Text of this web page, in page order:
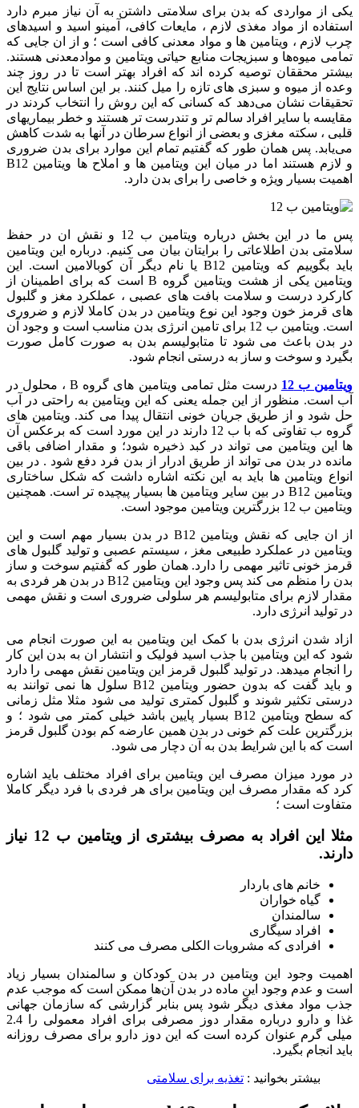
یکی از مواردی که بدن برای سلامتی داشتن به آن نیاز مبرم دارد
استفاده از مواد مغذی لازم ، مایعات کافی، آمینو اسید و اسیدهای
چرب لازم ، ویتامین ها و مواد معدنی کافی است ؛ و از ان جایی که
تمامی میوه‌ها و سبزیجات منابع حیاتی ویتامین و موادمعدنی هستند.
بیشتر محققان توصیه کرده اند که افراد بهتر است تا در روز چند
وعده از میوه و سبزی های تازه را میل کنند. بر این اساس نتایج این
تحقیقات نشان می‌دهد که کسانی که این روش را انتخاب کردند در
مقایسه با سایر افراد سالم تر و تندرست تر هستند و خطر بیماریهای
قلبی ، سکته مغزی و بعضی از انواع سرطان در آنها به شدت کاهش
می‌یابد. پس همان طور که گفتیم تمام این موارد برای بدن ضروری
و لازم هستند اما در میان این ویتامین ها و املاح ها ویتامین B12
اهمیت بسیار ویژه و خاصی را برای بدن دارد.
پس ما در این بخش درباره ویتامین ب 12 و نقش ان در حفظ
سلامتی بدن اطلاعاتی را برایتان بیان می کنیم. درباره این ویتامین
باید بگوییم که ویتامین B12 یا نام دیگر آن کوبالامین است. این
ویتامین یکی از هشت ویتامین گروه B است که برای اطمینان از
کارکرد درست و سلامت بافت های عصبی ، عملکرد مغز و گلبول
های قرمز خون وجود این نوع ویتامین در بدن کاملا لازم و ضروری
است. ویتامین ب 12 برای تامین انرژی بدن مناسب است و وجود آن
در بدن باعث می شود تا متابولیسم بدن به صورت کامل صورت
بگیرد و سوخت و ساز به درستی انجام شود.
ویتامین ب 12
درست مثل تمامی ویتامین های گروه B ، محلول در
آب است. منظور از این جمله یعنی که این ویتامین به راحتی در آب
حل شود و از طریق جریان خونی انتقال پیدا می کند. ویتامین های
گروه ب تفاوتی که با ب 12 دارند در این مورد است که برعکس آن
ها این ویتامین می تواند در کبد ذخیره شود؛ و مقدار اضافی باقی
مانده در بدن می تواند از طریق ادرار از بدن فرد دفع شود . در بین
انواع ویتامین ها باید به این نکته اشاره داشت که شکل ساختاری
ویتامین B12 در بین سایر ویتامین ها بسیار پیچیده تر است. همچنین
ویتامین ب 12 بزرگترین ویتامین موجود است.
از ان جایی که نقش ویتامین B12 در بدن بسیار مهم است و این
ویتامین در عملکرد طبیعی مغز ، سیستم عصبی و تولید گلبول های
قرمز خونی تاثیر مهمی را دارد. همان طور که گفتیم سوخت و ساز
بدن را منظم می کند پس وجود این ویتامین B12 در بدن هر فردی به
مقدار لازم برای متابولیسم هر سلولی ضروری است و نقش مهمی
در تولید انرژی دارد.
ازاد شدن انرژی بدن با کمک این ویتامین به این صورت انجام می
شود که این ویتامین با جذب اسید فولیک و انتشار ان به بدن این کار
را انجام میدهد. در تولید گلبول قرمز این ویتامین نقش مهمی را دارد
و باید گفت که بدون حضور ویتامین B12 سلول ها نمی توانند به
درستی تکثیر شوند و گلبول کمتری تولید می شود مثلا مثل زمانی
که سطح ویتامین B12 بسیار پایین باشد خیلی کمتر می شود ؛ و
بزرگترین علت کم خونی در بدن همین عارضه کم بودن گلبول قرمز
است که با این شرایط بدن به آن دچار می شود.
در مورد میزان مصرف این ویتامین برای افراد مختلف باید اشاره
کرد که مقدار مصرف این ویتامین برای هر فردی با فرد دیگر کاملا
متفاوت است ؛
مثلا این افراد به مصرف بیشتری از ویتامین ب 12 نیاز
دارند.
خانم های باردار
گیاه خواران
سالمندان
افراد سیگاری
افرادی که مشروبات الکلی مصرف می کنند
اهمیت وجود این ویتامین در بدن کودکان و سالمندان بسیار زیاد
است و عدم وجود این ماده در بدن آن‌ها ممکن است که موجب عدم
جذب مواد مغذی دیگر شود پس بنابر گزارشی که سازمان جهانی
غذا و دارو درباره مقدار دوز مصرفی برای افراد معمولی را 2.4
میلی گرم عنوان کرده است که این دوز دارو برای مصرف روزانه
باید انجام بگیرد.
بیشتر بخوانید : تغذیه برای سلامتی